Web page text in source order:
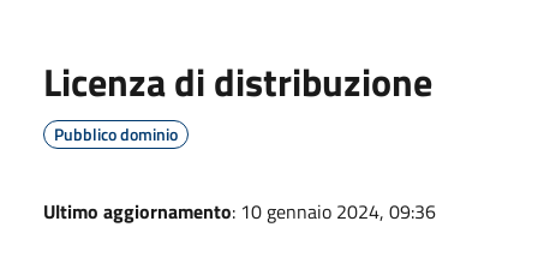
Licenza di distribuzione
Pubblico dominio
Ultimo aggiornamento: 10 gennaio 2024, 09:36